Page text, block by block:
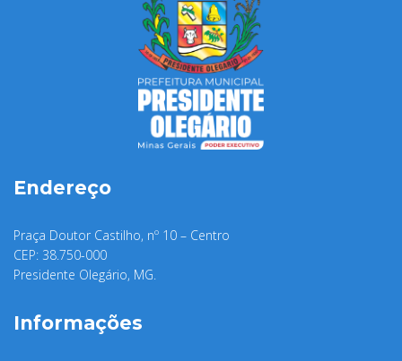
Endereço
Praça Doutor Castilho, nº 10 – Centro
CEP: 38.750-000
Presidente Olegário, MG.
Informações